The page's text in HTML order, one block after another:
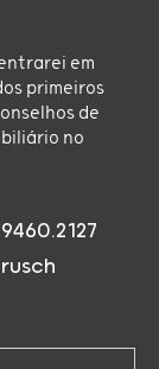
em
primeiros
de
no